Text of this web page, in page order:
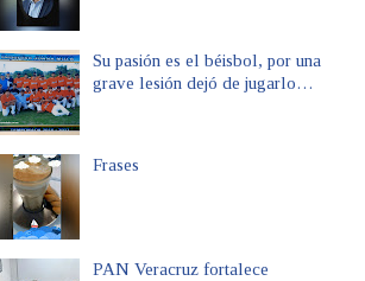
Su pasión es el béisbol, por una
grave lesión dejó de jugarlo…
Frases
PAN Veracruz fortalece